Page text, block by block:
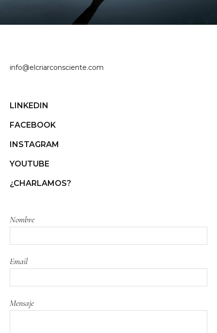
info@elcriarconsciente.com
LINKEDIN
FACEBOOK
INSTAGRAM
YOUTUBE
¿CHARLAMOS?
Nombre
Email
Mensaje